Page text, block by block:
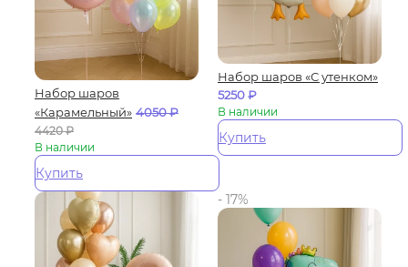
Набор шаров
«Карамельный» 4050₽
4420₽
В наличии
Купить
Набор шаров «С утенком»
5250₽
В наличии
Купить
- 17%